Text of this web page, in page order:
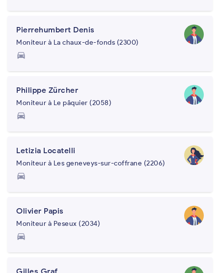
Pierrehumbert Denis
Moniteur à La chaux-de-fonds (2300)
directions_car
Philippe Zürcher
Moniteur à Le pâquier (2058)
directions_car
Letizia Locatelli
Moniteur à Les geneveys-sur-coffrane (2206)
directions_car
Olivier Papis
Moniteur à Peseux (2034)
directions_car